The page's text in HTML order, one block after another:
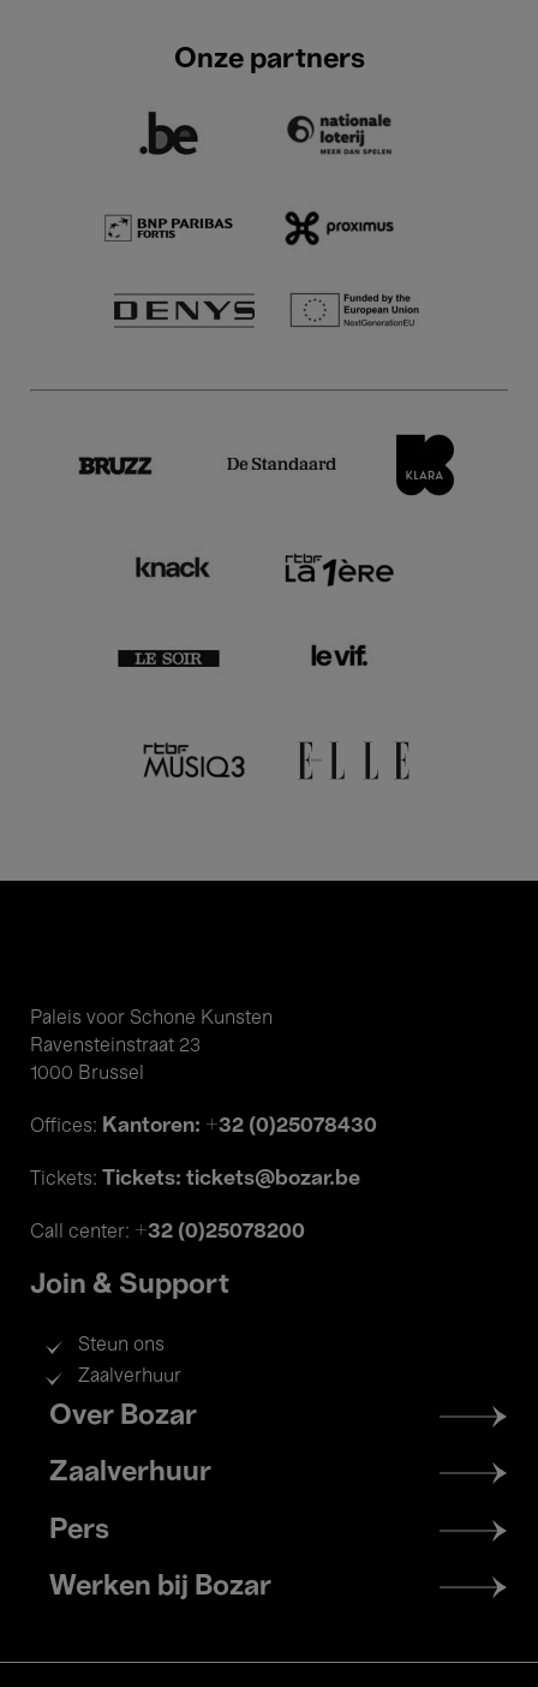
Onze partners
Paleis voor Schone Kunsten
Ravensteinstraat 23
1000 Brussel
Offices: Kantoren: +32 (0)25078430
Tickets: Tickets: tickets@bozar.be
Call center: +32 (0)25078200
Join & Support
Steun ons
Zaalverhuur
Footer
menu
Over Bozar
Zaalverhuur
Pers
Werken bij Bozar